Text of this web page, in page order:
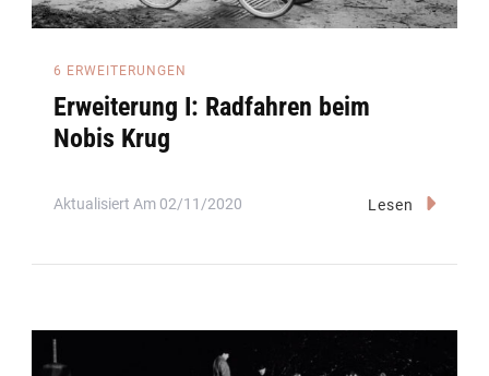
6 ERWEITERUNGEN
Erweiterung I: Radfahren beim
Nobis Krug
Aktualisiert Am 02/11/2020 Lesen